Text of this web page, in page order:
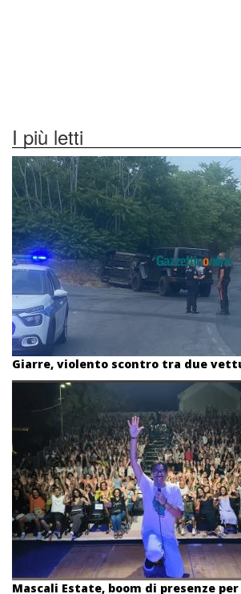
I più letti
Giarre, violento scontro tra due
Mascali Estate, boom di presenze per